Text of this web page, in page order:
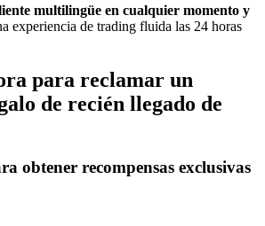
multilingüe en cualquier momento y
experiencia de trading fluida las 24 horas
para reclamar un
de recién llegado de
obtener recompensas exclusivas